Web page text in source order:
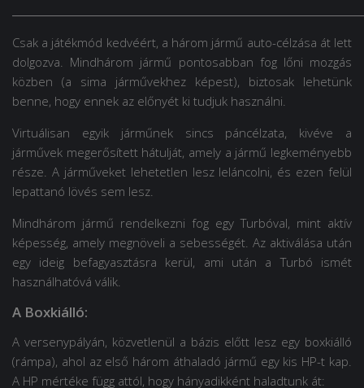
Csak a játékmód kedvéért, a három jármű auto-célzása át lett
dolgozva. Mindhárom jármű pontosabban fog lőni mozgás
közben (a sima járművekhez képest), biztosak lehetünk
benne, hogy ennek az előnyét ki tudjuk használni.
Virtuálisan egyik járműnek sincs páncélzata, kivéve a
járművek megerősített hátulját, amely a jármű legkeményebb
része. A járműveket lehetetlen lesz leláncolni, és ezen felül
lepattanó lövés sem lesz.
Mindhárom jármű rendelkezni fog egy Turbóval, mint aktív
képesség, amely megnöveli a sebességét. Az aktiválása után
egy ideig befagyasztásra kerül, ami után a Turbó ismét
használhatóvá válik.
A Boxkiálló:
A versenypályán, közvetlenül a bázis előtt lesz egy boxkiálló
(rámpa), ahol az első három áthaladó jármű egy kis HP-t kap.
A HP mértéke függ attól, hogy hányadikként haladtunk át: